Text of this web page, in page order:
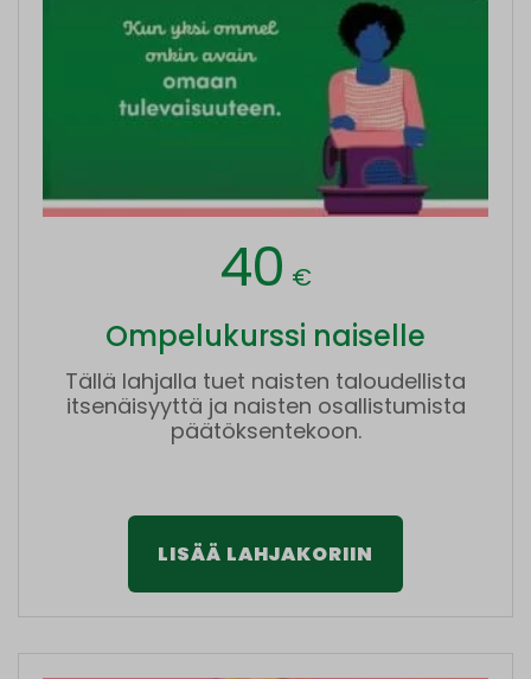
40 €
Ompelukurssi naiselle
Tällä lahjalla tuet naisten taloudellista
itsenäisyyttä ja naisten osallistumista
päätöksentekoon.
LISÄÄ LAHJAKORIIN